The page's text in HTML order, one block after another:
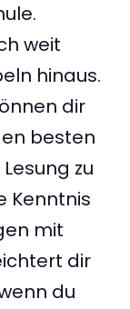
weit
hinaus.
dir
besten
zu
Kenntnis
mit
dir
du